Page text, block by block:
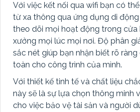
Với việc kết nối qua wifi bạn có
từ xa thông qua ứng dụng di
theo dõi mọi hoạt động trong cửa
xưởng mọi lúc mọi nơi. Độ phân
sắc nét giúp bạn nhận biết rõ
toàn cho công trình của mình.
Với thiết kế tinh tế và chất liệu
này sẽ là sự lựa chọn thông minh
cho việc bảo vệ tài sản và người